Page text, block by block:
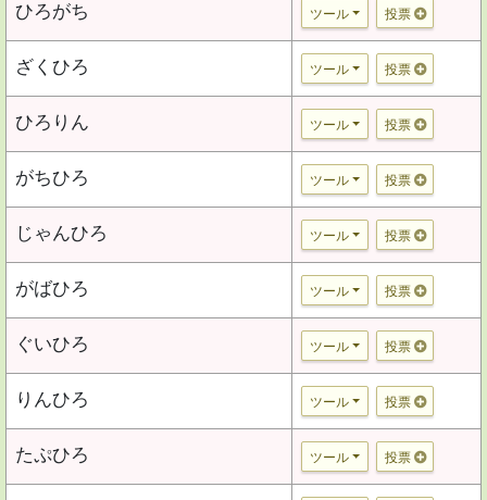
ひろがち ツール 投票
ざくひろ ツール 投票
ひろりん ツール 投票
がちひろ ツール 投票
じゃんひろ ツール 投票
がばひろ ツール 投票
ぐいひろ ツール 投票
りんひろ ツール 投票
たぷひろ ツール 投票